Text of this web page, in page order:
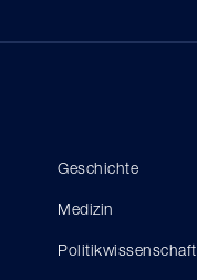
Geschichte
Medizin
Politikwissenschaft